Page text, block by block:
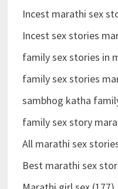
Incest marathi sex
Incest sex stories
family sex stories in
family sex stories
sambhog katha
family sex story
All marathi sex
Best marathi sex